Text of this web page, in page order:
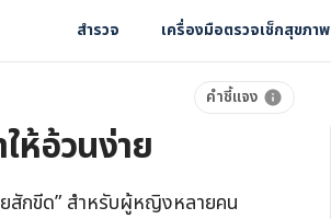
สำรวจ เครื่องมือตรวจเช็กสุขภาพ
คำชี้แจง
ห้อ้วนง่าย
สักขีด” สำหรับผู้หญิงหลายคน